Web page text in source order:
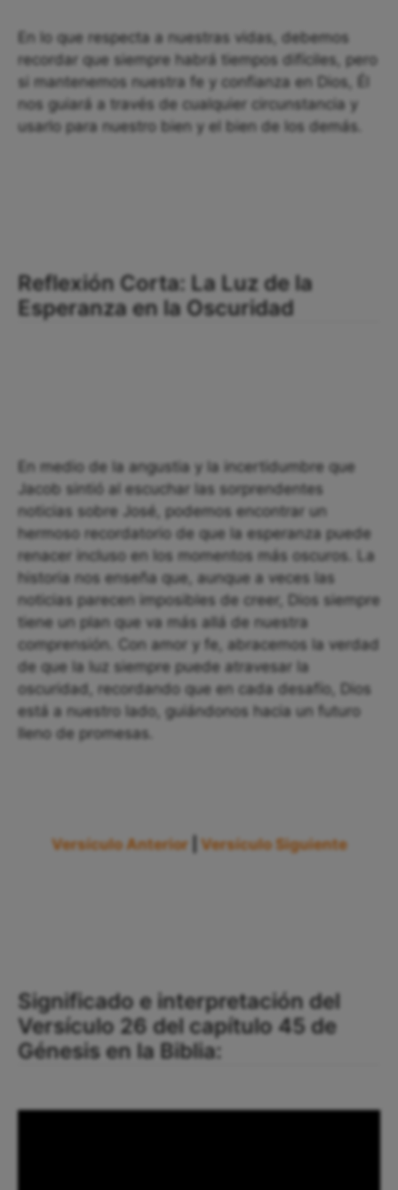
En lo que respecta a nuestras vidas, debemos
recordar que siempre habrá tiempos difíciles, pero
si mantenemos nuestra fe y confianza en Dios, Él
nos guiará a través de cualquier circunstancia y
usarlo para nuestro bien y el bien de los demás.
Reflexión Corta: La Luz de la
Esperanza en la Oscuridad
En medio de la angustia y la incertidumbre que
Jacob sintió al escuchar las sorprendentes
noticias sobre José, podemos encontrar un
hermoso recordatorio de que la esperanza puede
renacer incluso en los momentos más oscuros. La
historia nos enseña que, aunque a veces las
noticias parecen imposibles de creer, Dios siempre
tiene un plan que va más allá de nuestra
comprensión. Con amor y fe, abracemos la verdad
de que la luz siempre puede atravesar la
oscuridad, recordando que en cada desafío, Dios
está a nuestro lado, guiándonos hacia un futuro
lleno de promesas.
Versículo Anterior Versículo Siguiente
Significado e interpretación del
Versículo 26 del capítulo 45 de
Génesis en la Biblia: